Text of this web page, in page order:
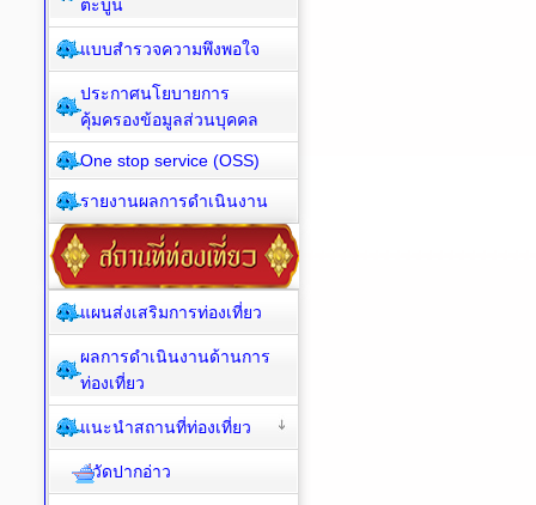
ตะบูน
แบบสำรวจความพึงพอใจ
ประกาศนโยบายการ
คุ้มครองข้อมูลส่วนบุคคล
One stop service (OSS)
รายงานผลการดำเนินงาน
แผนส่งเสริมการท่องเที่ยว
ผลการดำเนินงานด้านการ
ท่องเที่ยว
แนะนำสถานที่ท่องเที่ยว
วัดปากอ่าว